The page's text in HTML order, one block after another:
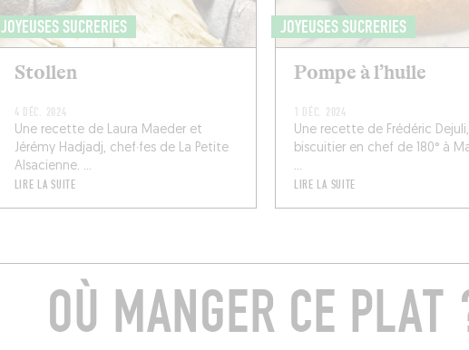
JOYEUSES SUCRERIES
Stollen
4 DÉC. 2024
Une recette de Laura Maeder et
Jérémy Hadjadj, chef·fes de La Petite
Alsacienne. ...
LIRE LA SUITE
JOYEUSES SUCRERIES
Pompe à l’huile
1 DÉC. 2024
Une recette de Frédéric Dejuli,
biscuitier en chef de 180° à
...
LIRE LA SUITE
OÙ MANGER CE PLAT